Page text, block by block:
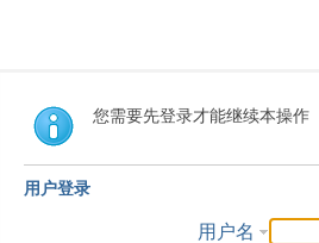
您需要先登录才能继续本操作
用户登录
用户名